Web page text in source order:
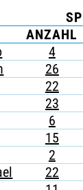
ANZAHL
4
26
22
23
6
15
2
22